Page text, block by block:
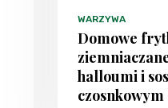
WARZYWA
Domowe
halloumi i
czosnkowym